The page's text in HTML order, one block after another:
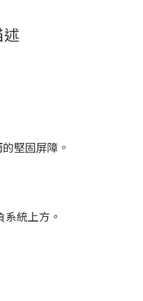
堅固屏障。
統上方。